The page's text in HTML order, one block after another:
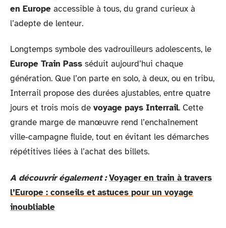
en Europe accessible à tous, du grand curieux à
l’adepte de lenteur.
Longtemps symbole des vadrouilleurs adolescents, le
Europe Train Pass séduit aujourd’hui chaque
génération. Que l’on parte en solo, à deux, ou en tribu,
Interrail propose des durées ajustables, entre quatre
jours et trois mois de voyage pays Interrail. Cette
grande marge de manœuvre rend l’enchaînement
ville-campagne fluide, tout en évitant les démarches
répétitives liées à l’achat des billets.
A découvrir également : Voyager en train à travers
l’Europe : conseils et astuces pour un voyage
inoubliable